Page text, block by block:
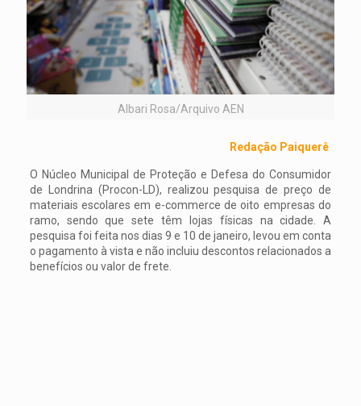
Albari Rosa/Arquivo AEN
Redação Paiquerê
O Núcleo Municipal de Proteção e Defesa do Consumidor
de Londrina (Procon-LD), realizou pesquisa de preço de
materiais escolares em e-commerce de oito empresas do
ramo, sendo que sete têm lojas físicas na cidade. A
pesquisa foi feita nos dias 9 e 10 de janeiro, levou em conta
o pagamento à vista e não incluiu descontos relacionados a
benefícios ou valor de frete.